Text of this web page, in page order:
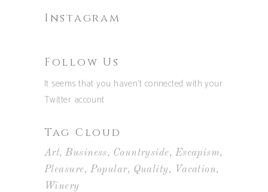
Instagram
Follow Us
It seems that you haven't connected with your
Twitter account
Tag Cloud
Art Business Countryside
Escapism
Pleasure
Popular Quality
Vacation
Winery